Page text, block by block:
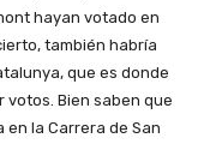
hayan votado en
también habría
que es donde
votos. Bien saben que
la Carrera de San